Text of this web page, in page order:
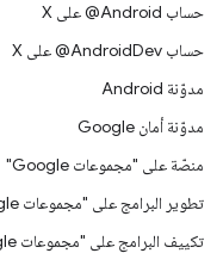
حساب ‎@Android على X
حساب ‎@AndroidDev على X
مدوّنة Android
مدوّنة أمان Google
منصّة على "مجموعات Google"
تطوير البرامج على "مجموعات Google"
تكييف البرامج على "مجموعات Google"